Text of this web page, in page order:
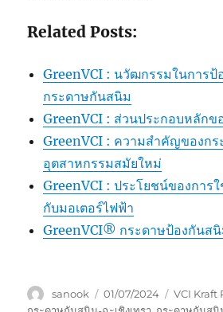
Related Posts:
GreenVCI : นวัฒกรรมในการป้
กระดาษกันสนิม
GreenVCI : ส่วนประกอบหลักข
GreenVCI : ความสำคัญของก
อุตสาหกรรมสมัยใหม่
GreenVCI : ประโยชน์ของการ
กับมอเตอร์ไฟฟ้า
GreenVCI® กระดาษป้องกันส
Author
sanook
Posted
01/07/2024 Tags
VCI Kraft